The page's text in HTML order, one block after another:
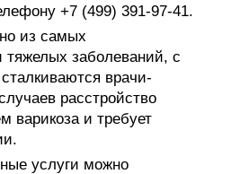
+7 (499) 391-97-41.
из самых
тяжелых заболеваний, с
врачи-
расстройство
варикоза и требует
услуги можно